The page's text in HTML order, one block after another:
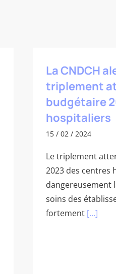
La CNDCH
triplement
budgétaire
hospitaliers
15 / 02 / 2024
Le triplement
2023 des centres
dangereusement
soins des
fortement [...]